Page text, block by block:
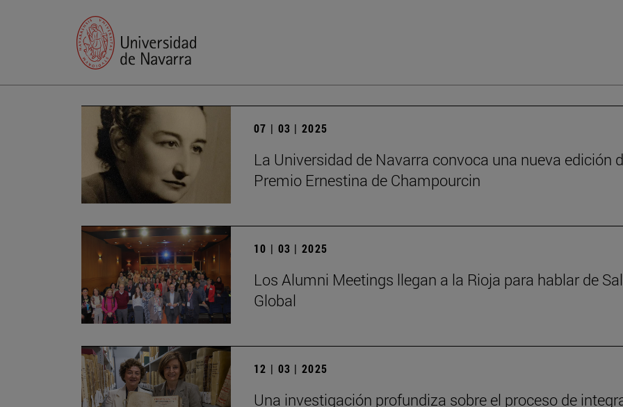
07 | 03 | 2025
La Universidad de Navarra convoca una nueva edición
Premio Ernestina de Champourcin
10 | 03 | 2025
Los Alumni Meetings llegan a la Rioja para hablar de
Global
12 | 03 | 2025
Una investigación profundiza sobre el proceso de